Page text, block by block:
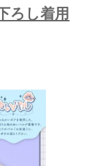
ろし着用